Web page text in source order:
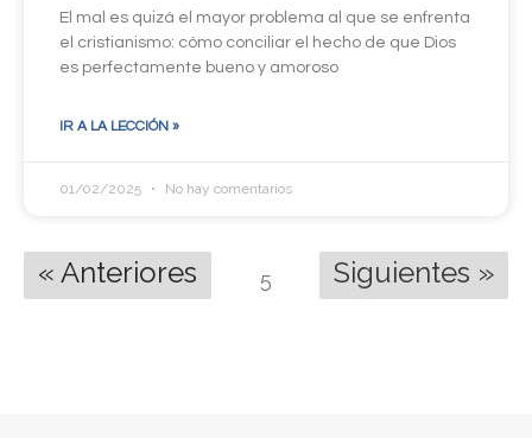
El mal es quizá el mayor problema al que se enfrenta
el cristianismo: cómo conciliar el hecho de que Dios
es perfectamente bueno y amoroso
IR A LA LECCIÓN »
01/02/2025 No hay comentarios
« Anteriores 5 Siguientes »